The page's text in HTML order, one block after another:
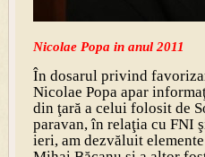
Nicolae Popa in anul 2011
În dosarul privind
Nicolae Popa apar
din ţară a celui folosit de
paravan, în relaţia cu FNI
ieri, am dezvăluit